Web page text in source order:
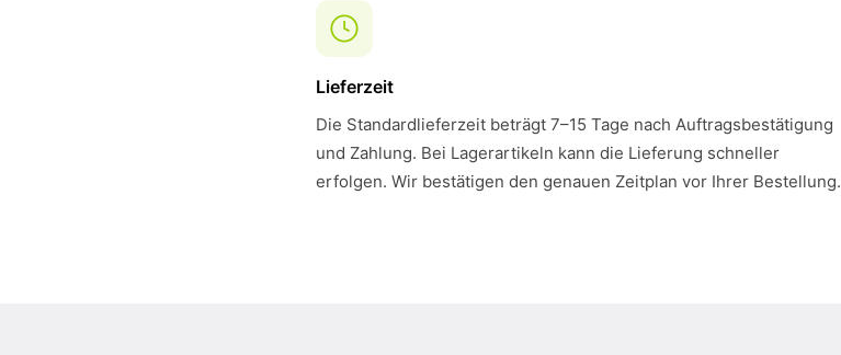
Lieferzeit
Die Standardlieferzeit beträgt 7–15 Tage nach Auftragsbestätigung
und Zahlung. Bei Lagerartikeln kann die Lieferung schneller
erfolgen. Wir bestätigen den genauen Zeitplan vor Ihrer Bestellung.